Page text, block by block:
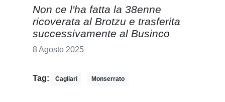
Non ce l'ha fatta la 38enne
ricoverata al Brotzu e trasferita
successivamente al Businco
8 Agosto 2025
Tag: Cagliari Monserrato